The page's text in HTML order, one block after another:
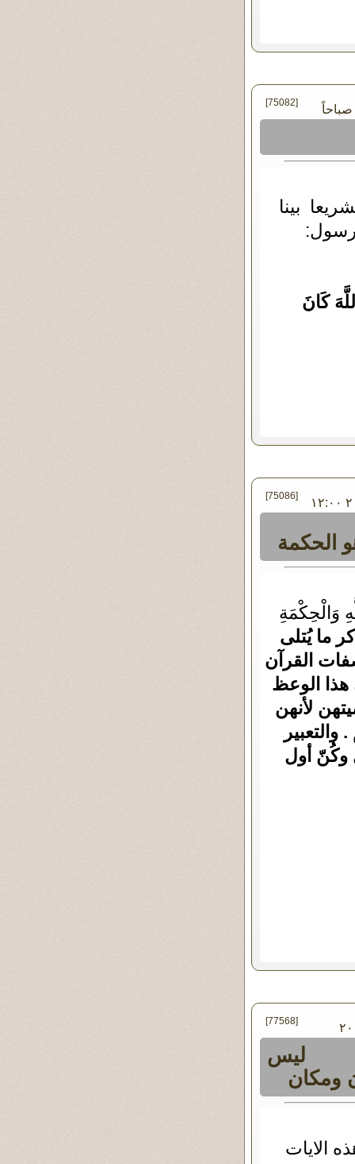
[75082]
بينا
كَانَ
في الأربعاء ٠٩ - يوليو - ٢٠١٤ ١٢:٠٠ [75086]
الحكمة
وَالْحِكْمَةِ
ما يُتلى
القرآن
هذا الوعظ
لأنهن
وكُنّ أول
- ٢٠١٥ [77568]
ليس
ومكان
الايات